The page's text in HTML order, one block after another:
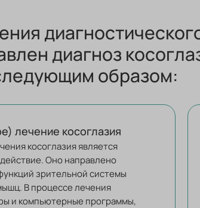
диагноз
образом:
лечение косоглазия
косоглазия является
Оно направлено
зрительной системы
В процессе лечения
и компьютерные программы,